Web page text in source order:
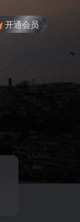
开通会员